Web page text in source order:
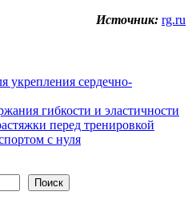
Источник: rg.ru
укрепления сердечно-
гибкости и эластичности
перед тренировкой
с нуля
Поиск